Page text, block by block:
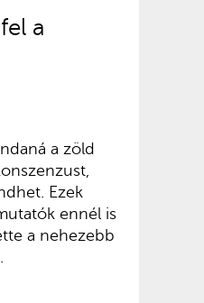
a
a zöld
Ezek
ennél is
a nehezebb